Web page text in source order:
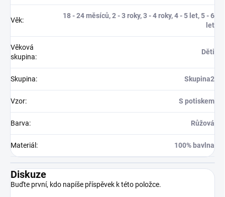
Věk:
18 - 24 měsíců, 2 - 3 roky, 3 - 4 roky, 4 - 5 let, 5 - 6
let
Věková
skupina:
Děti
Skupina: Skupina2
Vzor: S potiskem
Barva: Růžová
Materiál : 100% bavlna
Diskuze
Buďte první, kdo napíše příspěvek k této položce.